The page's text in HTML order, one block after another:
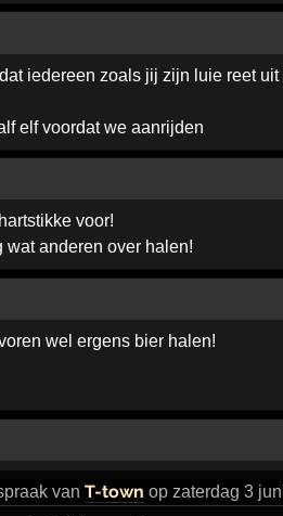
iedereen zoals jij zijn luie reet uit
elf voordat we aanrijden
voor!
wat anderen over halen!
wel ergens bier halen!
van T-town op zaterdag 3